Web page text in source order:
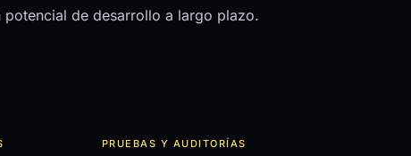
de desarrollo a largo plazo.
PRUEBAS Y AUDITORÍAS